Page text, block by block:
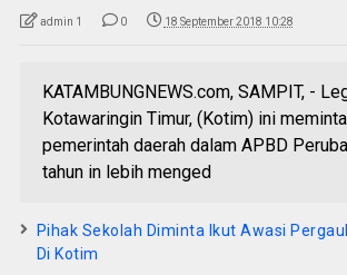
admin 1 0 18 September 2018 10:28
KATAMBUNGNEWS.com, SAMPIT, -
Kotawaringin Timur, (Kotim) ini
pemerintah daerah dalam APBD
tahun in lebih menged
Pihak Sekolah Diminta Ikut Awasi
Di Kotim